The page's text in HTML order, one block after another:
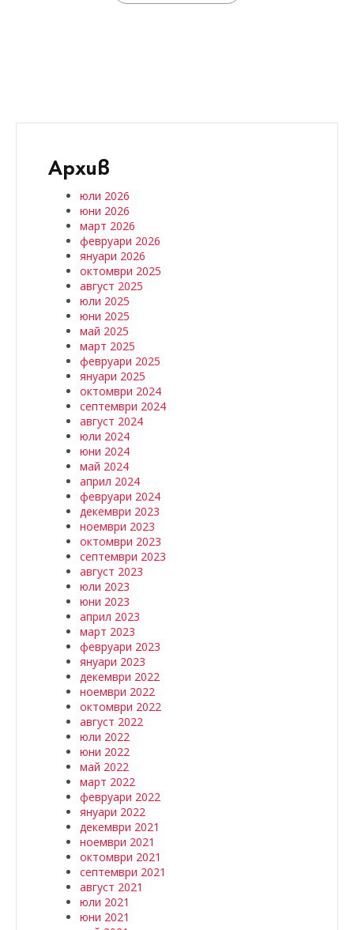
Архив
юли 2026
юни 2026
март 2026
февруари 2026
януари 2026
октомври 2025
август 2025
юли 2025
юни 2025
май 2025
март 2025
февруари 2025
януари 2025
октомври 2024
септември 2024
август 2024
юли 2024
юни 2024
май 2024
април 2024
февруари 2024
декември 2023
ноември 2023
октомври 2023
септември 2023
август 2023
юли 2023
юни 2023
април 2023
март 2023
февруари 2023
януари 2023
декември 2022
ноември 2022
октомври 2022
август 2022
юли 2022
юни 2022
май 2022
март 2022
февруари 2022
януари 2022
декември 2021
ноември 2021
октомври 2021
септември 2021
август 2021
юли 2021
юни 2021